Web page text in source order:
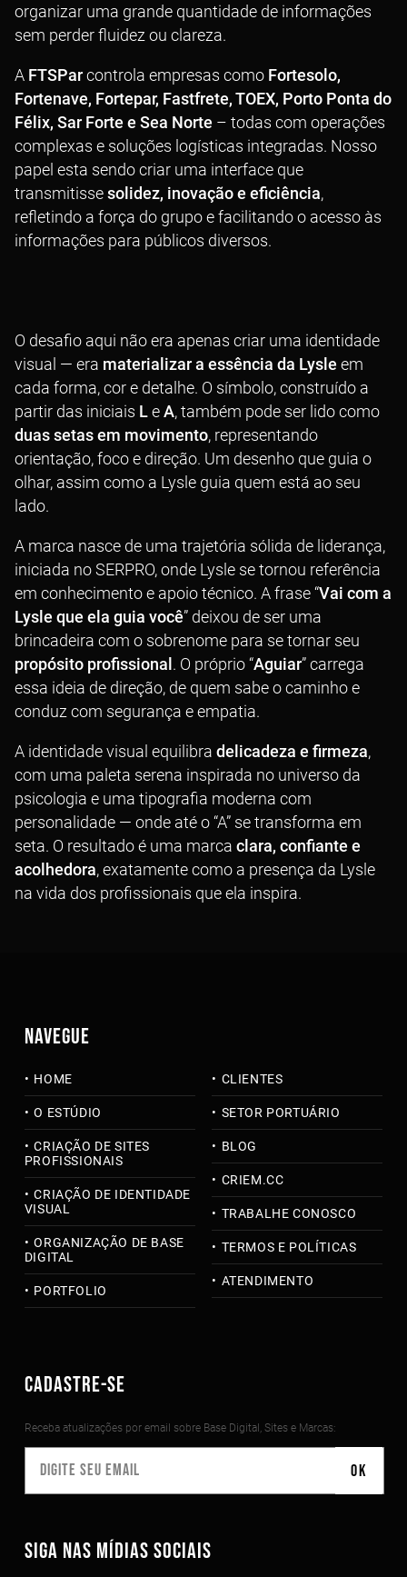
organizar uma grande quantidade de informações
sem perder fluidez ou clareza.
A FTSParcontrola empresas como Fortesolo,
Fortenave, Fortepar, Fastfrete, TOEX, Porto Ponta do
Félix, Sar Forte e Sea Norte – todas com operações
complexas e soluções logísticas integradas. Nosso
papel esta sendo criar uma interface que
transmitissesolidez, inovação e eficiência,
refletindo a força do grupo e facilitando o acesso às
informações para públicos diversos.
O desafio aqui não era apenas criar uma identidade
visual — era materializar a essência da Lysle em
cada forma, cor e detalhe. O símbolo, construído a
partir das iniciais LeA, também pode ser lido como
duas setas em movimento, representando
orientação, foco e direção. Um desenho que guia o
olhar, assim como a Lysle guia quem está ao seu
lado.
A marca nasce de uma trajetória sólida de liderança,
iniciada no SERPRO, onde Lysle se tornou referência
em conhecimento e apoio técnico. A frase “Vai com a
Lysle que ela guia você” deixou de ser uma
brincadeira com o sobrenome para se tornar seu
propósito profissional. O próprio “Aguiar” carrega
essa ideia de direção, de quem sabe o caminho e
conduz com segurança e empatia.
A identidade visual equilibradelicadeza e firmeza,
com uma paleta serena inspirada no universo da
psicologia e uma tipografia moderna com
personalidade — onde até o “A” se transforma em
seta. O resultado é uma marcaclara, confiante e
acolhedora, exatamente como a presença da Lysle
na vida dos profissionais que ela inspira.
NAVEGUE
HOME
O ESTÚDIO
CRIAÇÃO DE SITES
PROFISSIONAIS
CRIAÇÃO DE IDENTIDADE
VISUAL
ORGANIZAÇÃO DE BASE
DIGITAL
PORTFOLIO
CLIENTES
SETOR PORTUÁRIO
BLOG
CRIEM.CC
TRABALHE CONOSCO
TERMOS E POLÍTICAS
ATENDIMENTO
CADASTRE-SE
Receba atualizações por email sobre Base Digital, Sites e Marcas:
SIGA NAS MÍDIAS SOCIAIS